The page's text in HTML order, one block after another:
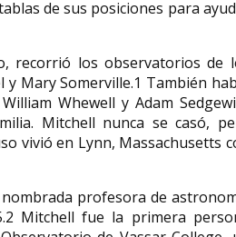
de sus posiciones para
recorrió los observatorios de
Mary Somerville.1​ También
Whewell y Adam
Mitchell nunca se casó,
vivió en Lynn, Massachusetts
profesora de
Mitchell fue la primera